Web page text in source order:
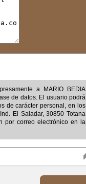
a
MARIO BEDIA
de datos. El usuario podrá
de carácter personal, en los
El Saladar, 30850 Totana
por correo electrónico en la